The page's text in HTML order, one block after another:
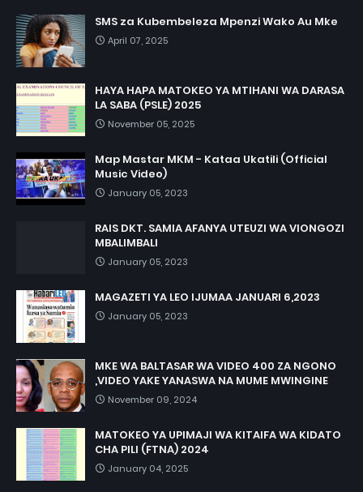
SMS za Kubembeleza Mpenzi Wako Au Mke
April 07, 2025
HAYA HAPA MATOKEO YA MTIHANI WA DARASA
LA SABA (PSLE) 2025
November 05, 2025
Map Mastar MKM - Kataa Ukatili (Official
Music Video)
January 05, 2023
RAIS DKT. SAMIA AFANYA UTEUZI WA VIONGOZI
MBALIMBALI
January 05, 2023
MAGAZETI YA LEO IJUMAA JANUARI 6,2023
January 05, 2023
MKE WA BALTASAR WA VIDEO 400 ZA NGONO
,VIDEO YAKE YANASWA NA MUME MWINGINE
November 09, 2024
MATOKEO YA UPIMAJI WA KITAIFA WA KIDATO
CHA PILI (FTNA) 2024
January 04, 2025